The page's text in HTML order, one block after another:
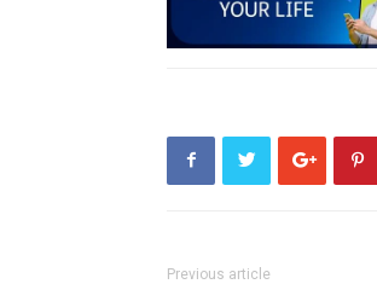
Previous article